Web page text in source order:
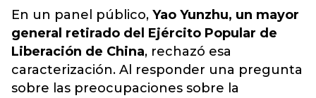
En un panel público, Yao Yunzhu, un mayor
general retirado del Ejército Popular de
Liberación de China, rechazó esa
caracterización. Al responder una pregunta
sobre las preocupaciones sobre la